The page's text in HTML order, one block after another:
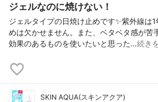
ジェルなのに焼けない！
ジェルタイプの日焼け止めです✨紫外線は
めは欠かせません。また、ベタベタ感が苦
効果のあるものを使いたいと思った…続き
SKIN AQUA(スキンアクア)